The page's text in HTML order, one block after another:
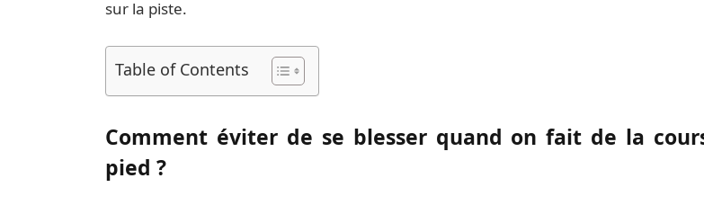
sur la piste.
Table of Contents
Comment éviter de se blesser quand on fait de la
pied ?